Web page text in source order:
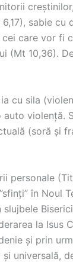
sabie cu
care vor fi
(Mt 10,36).
cu sila
auto violență.
(soră și
personale
în Noul
la Isus
și prin
universală,